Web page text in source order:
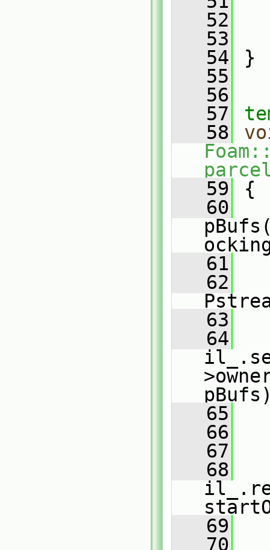
   52
   53
   54
}
   55
   56
   57
   58
   59
{
   60
   61
   62
   63
   64
   65
   66
   67
   68
   69
   70